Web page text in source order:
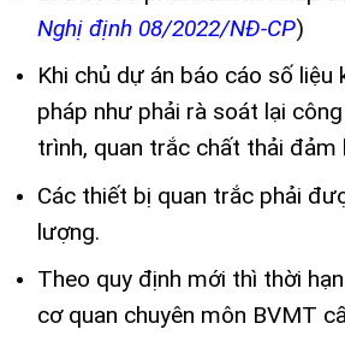
Nghị định 08/2022/NĐ-CP)
Khi chủ dự án báo cáo số
pháp như phải rà soát lại
trình, quan trắc chất thải
Các thiết bị quan trắc phải
lượng.
Theo quy định mới thì thời
cơ quan chuyên môn BVMT